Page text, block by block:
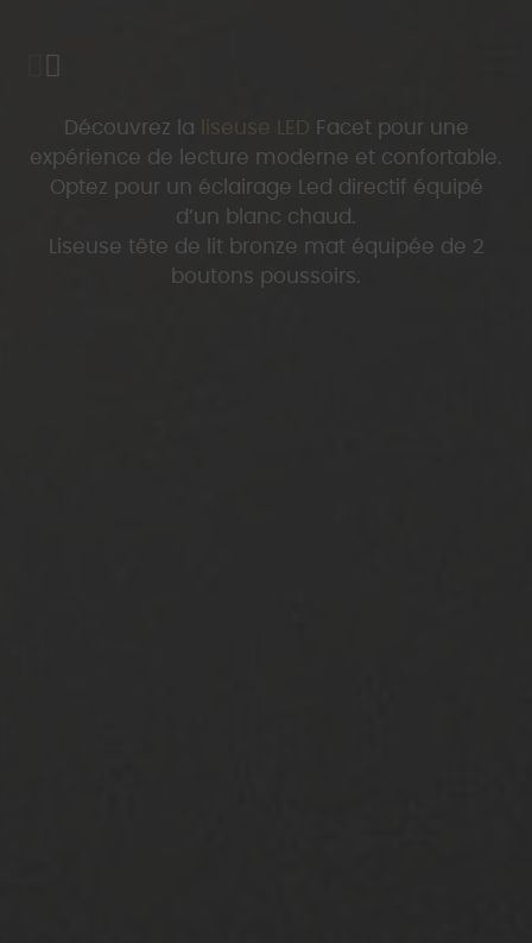
Découvrez la liseuse LED Facet pour une
expérience de lecture moderne et confortable.
Optez pour un éclairage Led directif équipé
d’un blanc chaud.
Liseuse tête de lit bronze mat équipée de 2
boutons poussoirs.